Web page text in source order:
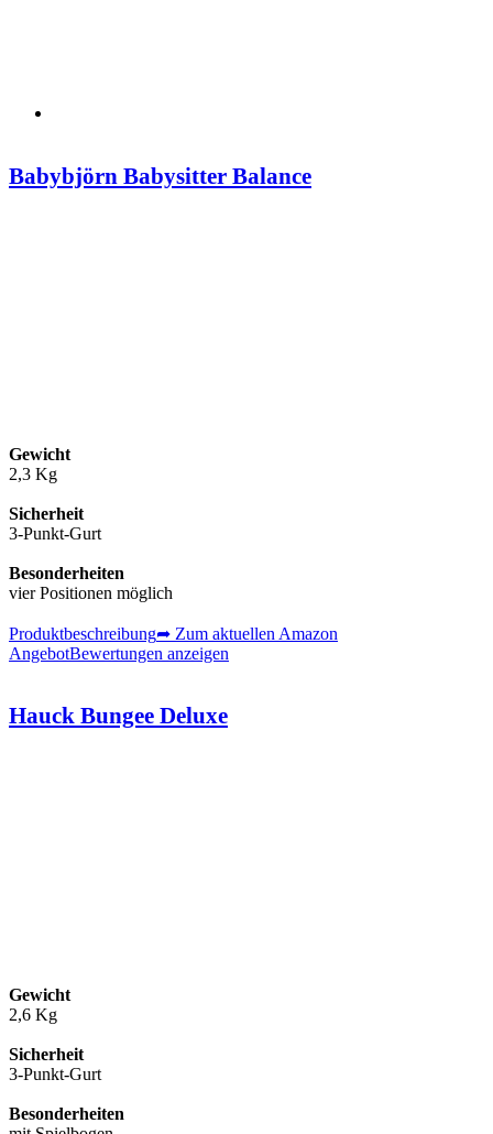
Babybjörn Babysitter Balance
Gewicht
2,3 Kg
Sicherheit
3-Punkt-Gurt
Besonderheiten
vier Positionen möglich
Produktbeschreibung➦ Zum aktuellen Amazon
AngebotBewertungen anzeigen
Hauck Bungee Deluxe
Gewicht
2,6 Kg
Sicherheit
3-Punkt-Gurt
Besonderheiten